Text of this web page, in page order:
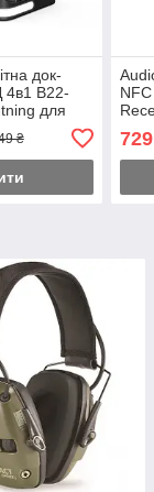
док-
4в1 B22-
для
₴ 729